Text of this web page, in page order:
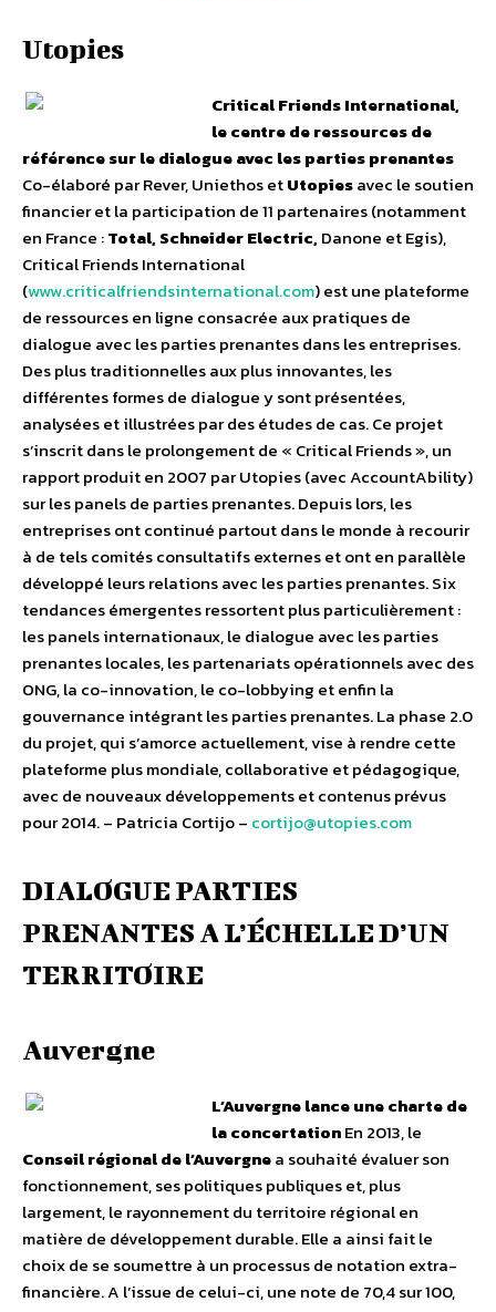
Utopies
Critical Friends International,
le centre de ressources de
référence sur le dialogue avec les parties prenantes
Co-élaboré par Rever, Uniethos etUtopiesavec le soutien
financier et la participation de 11 partenaires (notamment
en France :Total, Schneider Electric,Danone et Egis),
Critical Friends International
(www.criticalfriendsinternational.com)est une plateforme
de ressources en ligne consacrée aux pratiques de
dialogue avec les parties prenantes dans les entreprises.
Des plus traditionnelles aux plus innovantes, les
différentes formes de dialogue y sont présentées,
analysées et illustrées par des études de cas. Ce projet
s’inscrit dans le prolongement de « Critical Friends », un
rapport produit en 2007 par Utopies (avec AccountAbility)
sur les panels de parties prenantes. Depuis lors, les
entreprises ont continué partout dans le monde à recourir
à de tels comités consultatifs externes et ont en parallèle
développé leurs relations avec les parties prenantes. Six
tendances émergentes ressortent plus particulièrement :
les panels internationaux, le dialogue avec les parties
prenantes locales, les partenariats opérationnels avec des
ONG, la co-innovation, le co-lobbying et enfin la
gouvernance intégrant les parties prenantes. La phase 2.0
du projet, qui s’amorce actuellement, vise à rendre cette
plateforme plus mondiale, collaborative et pédagogique,
avec de nouveaux développements et contenus prévus
pour 2014. – Patricia Cortijo – cortijo@utopies.com
DIALOGUE PARTIES
PRENANTES A L’ÉCHELLE D’UN
TERRITOIRE
Auvergne
L’Auvergne lance une charte de
la concertationEn 2013, le
Conseil régional de l’Auvergnea souhaité évaluer son
fonctionnement, ses politiques publiques et, plus
largement, le rayonnement du territoire régional en
matière de développement durable. Elle a ainsi fait le
choix de se soumettre à un processus de notation extra-
financière. A l’issue de celui-ci, une note de 70,4 sur 100,